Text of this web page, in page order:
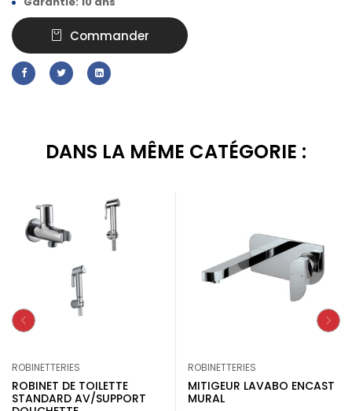
Commander
DANS LA MÊME CATÉGORIE :
ROBINETTERIES
ROBINET DE TOILETTE
STANDARD AV/SUPPORT
ROBINETTERIES
MITIGEUR LAVABO ENCAST
MURAL